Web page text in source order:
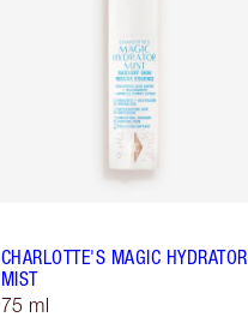
CHARLOTTE'S MAGIC HYDRATOR
MIST
75 ml